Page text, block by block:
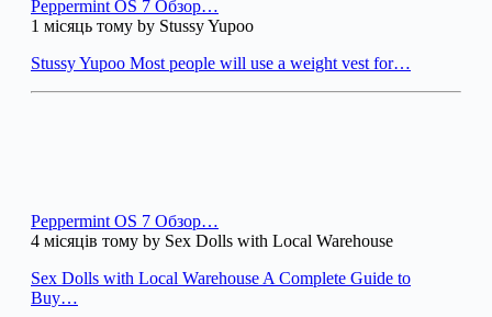
Peppermint OS 7 Обзор…
1 місяць тому by Stussy Yupoo
Stussy Yupoo Most people will use a weight vest for…
Peppermint OS 7 Обзор…
4 місяців тому by Sex Dolls with Local Warehouse
Sex Dolls with Local Warehouse A Complete Guide to
Buy…